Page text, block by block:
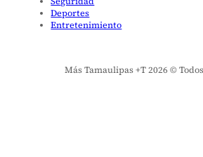
Deportes
Entretenimiento
Más Tamaulipas +T 2026 ©